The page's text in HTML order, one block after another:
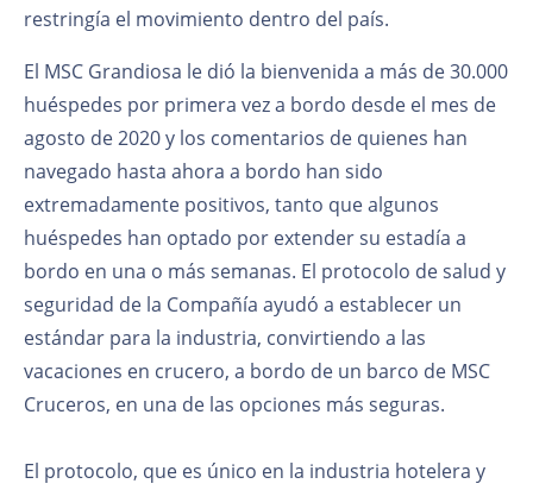
restringía el movimiento dentro del país.
El MSC Grandiosa le dió la bienvenida a más de 30.000
huéspedes por primera vez a bordo desde el mes de
agosto de 2020 y los comentarios de quienes han
navegado hasta ahora a bordo han sido
extremadamente positivos, tanto que algunos
huéspedes han optado por extender su estadía a
bordo en una o más semanas. El protocolo de salud y
seguridad de la Compañía ayudó a establecer un
estándar para la industria, convirtiendo a las
vacaciones en crucero, a bordo de un barco de MSC
Cruceros, en una de las opciones más seguras.
El protocolo, que es único en la industria hotelera y